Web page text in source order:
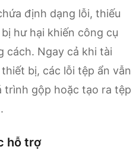
định dạng lỗi, thiếu
hư hại khiến công cụ
cách. Ngay cả khi tài
bị, các lỗi tệp ẩn vẫn
trình gộp hoặc tạo ra tệp
hỗ trợ